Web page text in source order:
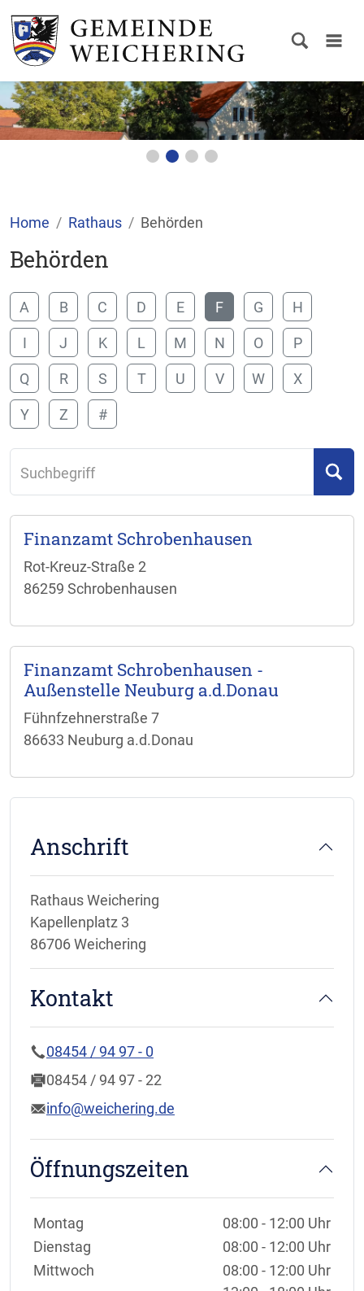
Home Rathaus Behörden
Behörden
A B C D E F G H
I J K L M N O P
Q R S T U V W X
Y Z #
Suchbegriff
Finanzamt Schrobenhausen
Rot-Kreuz-Straße 2
86259 Schrobenhausen
Finanzamt Schrobenhausen -
Außenstelle Neuburg a.d.Donau
Fühnfzehnerstraße 7
86633 Neuburg a.d.Donau
Anschrift
Rathaus Weichering
Kapellenplatz 3
86706 Weichering
Kontakt
08454 / 94 97 - 0
08454 / 94 97 - 22
info@weichering.de
Öffnungszeiten
Wochentage / Monate
Öffnungszeiten / Hinweise
Montag
08:00 - 12:00 Uhr
Dienstag
08:00 - 12:00 Uhr
Mittwoch
08:00 - 12:00 Uhr